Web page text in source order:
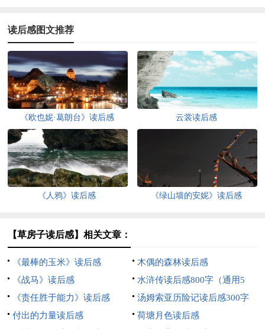
读后感图文推荐
《欧也妮·葛朗台》读后感 云裳读后感
《人鸦》读后感 《绿山墙的安妮》读后感
【草房子读后感】相关文章：
《最棒的玉米》读后感
木偶的森林读后感
《战马》读后感
水浒传读后感800字（通用5
篇）
《责任胜于能力》读后感
汤姆索亚历险记读后感300字
（精选6篇）
付出的力量读后感
荷塘月色读后感